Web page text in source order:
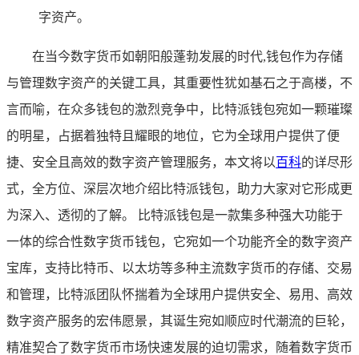
字资产。
在当今数字货币如朝阳般蓬勃发展的时代,钱包作为存储
与管理数字资产的关键工具，其重要性犹如基石之于高楼，不
言而喻，在众多钱包的激烈竞争中，比特派钱包宛如一颗璀璨
的明星，占据着独特且耀眼的地位，它为全球用户提供了便
捷、安全且高效的数字资产管理服务，本文将以百科的详尽形
式，全方位、深层次地介绍比特派钱包，助力大家对它形成更
为深入、透彻的了解。 比特派钱包是一款集多种强大功能于
一体的综合性数字货币钱包，它宛如一个功能齐全的数字资产
宝库，支持比特币、以太坊等多种主流数字货币的存储、交易
和管理，比特派团队怀揣着为全球用户提供安全、易用、高效
数字资产服务的宏伟愿景，其诞生宛如顺应时代潮流的巨轮，
精准契合了数字货币市场快速发展的迫切需求，随着数字货币